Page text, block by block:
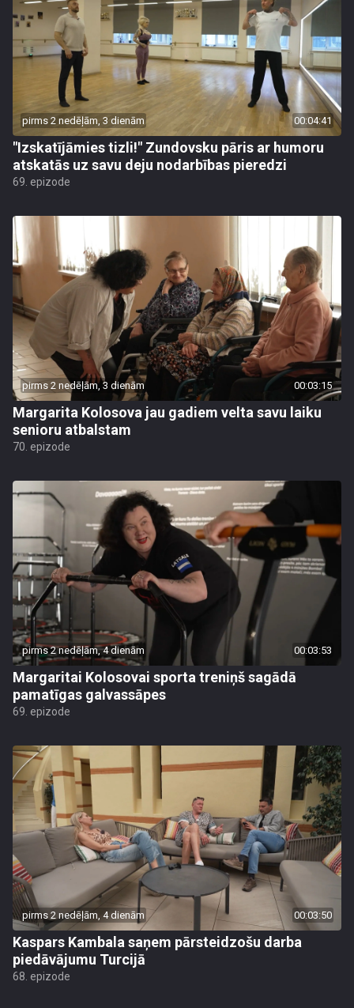
pirms 2 nedēļām, 3 dienām 00:04:41
"Izskatījāmies tizli!" Zundovsku pāris ar humoru
atskatās uz savu deju nodarbības pieredzi
69. epizode
pirms 2 nedēļām, 3 dienām 00:03:15
Margarita Kolosova jau gadiem velta savu laiku
senioru atbalstam
70. epizode
pirms 2 nedēļām, 4 dienām 00:03:53
Margaritai Kolosovai sporta treniņš sagādā
pamatīgas galvassāpes
69. epizode
pirms 2 nedēļām, 4 dienām 00:03:50
Kaspars Kambala saņem pārsteidzošu darba
piedāvājumu Turcijā
68. epizode